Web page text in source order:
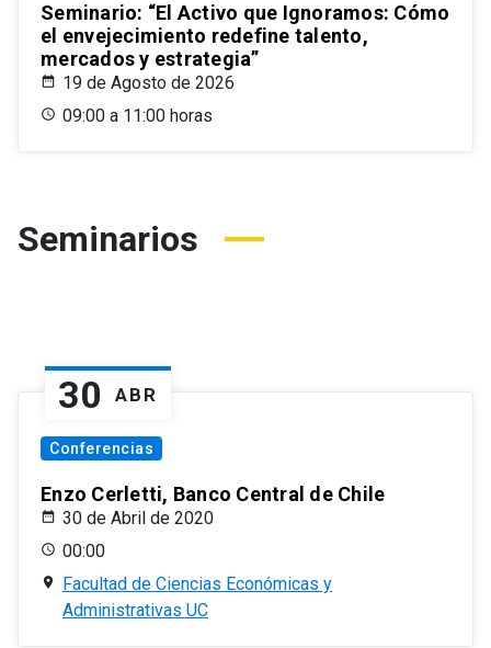
Seminario: “El Activo que Ignoramos: Cómo
el envejecimiento redefine talento,
mercados y estrategia”
19 de Agosto de 2026
09:00 a 11:00 horas
Seminarios
30 ABR
Conferencias
Enzo Cerletti, Banco Central de Chile
30 de Abril de 2020
00:00
Facultad de Ciencias Económicas y
Administrativas UC